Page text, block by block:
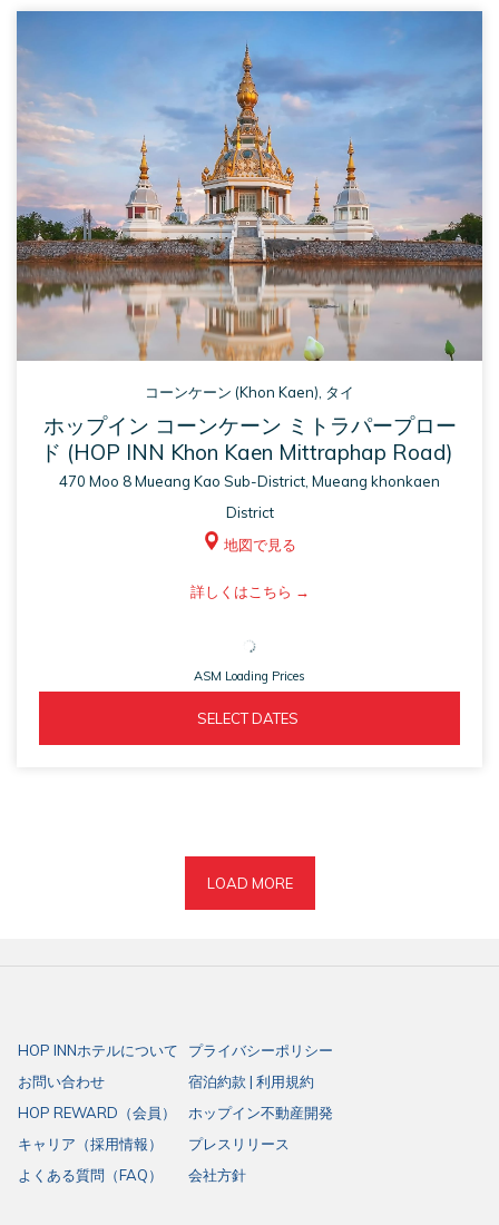
A
コーンケーン (Khon Kaen), タイ
ホップイン コーンケーン ミトラパープロー
ド (HOP INN Khon Kaen Mittraphap Road)
470 Moo 8 Mueang Kao Sub-District, Mueang khonkaen
District
地図で見る
詳しくはこちら
ASM
a
new
tab
ASM Loading Prices
  SELECT DATES
OPENS
LOAD MORE
HOP INNホテルについて
プライバシーポリシー
お問い合わせ
宿泊約款 | 利用規約
HOP REWARD（会員）
ホップイン不動産開発
キャリア（採用情報）
プレスリリース
よくある質問（FAQ）
会社方針